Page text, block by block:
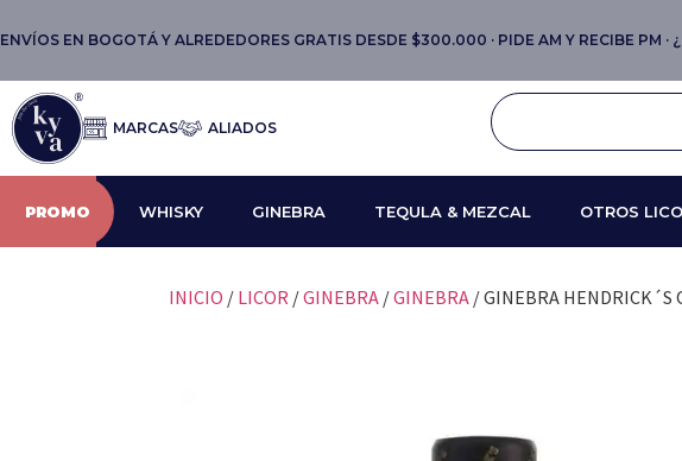
ENVÍOS EN BOGOTÁ Y ALREDEDORES GRATIS DESDE $300.000 · PIDE AM Y RECIBE PM ·
MARCAS ALIADOS
PROMO WHISKY GINEBRA TEQULA & MEZCAL OTROS
INICIO / LICOR /GINEBRA /GINEBRA / GINEBRA HENDRICK´S